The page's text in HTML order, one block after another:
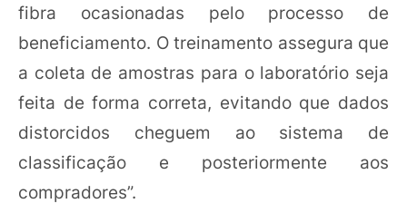
fibra ocasionadas pelo processo de
beneficiamento. O treinamento assegura que
a coleta de amostras para o laboratório seja
feita de forma correta, evitando que dados
distorcidos cheguem ao sistema de
classificação e posteriormente aos
compradores”.